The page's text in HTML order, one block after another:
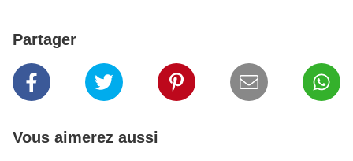
Partager
Vous aimerez aussi